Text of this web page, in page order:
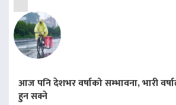
आज पनि देशभर वर्षाको सम्भावना, भारी
हुन सक्ने